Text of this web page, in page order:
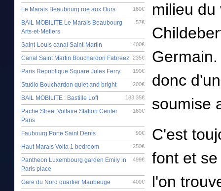
160€
Le Marais Beaubourg rue aux Ours
57€
BAIL MOBILITE Le Marais Beaubourg
Arts-et-Metiers
400€
Saint-Louis canal Saint-Martin
235€
Canal Saint Martin Bouchardon Fabreez
190€
Paris Republique Square Jules Ferry
200€
Studio Bouchardon quiet and bright
183.35€
BAIL MOBILITE : Bastille Loft
160€
Pache Street Voltaire Station Center
Paris
90€
Faubourg Porte Saint Denis
250€
Haut Marais Volta 1 bedroom
499€
Pantheon Luxembourg garden Emily in
Paris place
400€
Gare du Nord quartier Maubeuge
milieu
donc
soumise
C'est
font et
l'on